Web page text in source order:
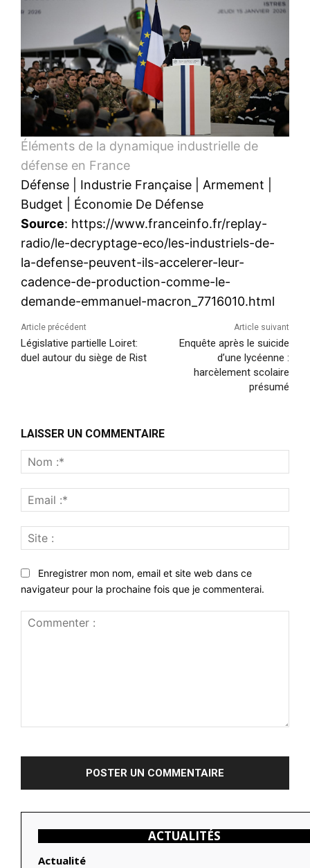
Éléments de la dynamique industrielle de
défense en France
Défense
Industrie Française Armement
Budget
Économie De Défense
Source: https://www.franceinfo.fr/replay-
radio/le-decryptage-eco/les-industriels-de-
la-defense-peuvent-ils-accelerer-leur-
cadence-de-production-comme-le-
demande-emmanuel-macron_7716010.html
Article précédent
Législative partielle Loiret:
duel autour du siège de Rist
Article suivant
Enquête après le suicide
d’une lycéenne :
harcèlement scolaire
présumé
LAISSER UN COMMENTAIRE
:*
:*
:
Enregistrer mon nom, email et site web dans ce
navigateur pour la prochaine fois que je commenterai.
ACTUALITÉS
Actualité